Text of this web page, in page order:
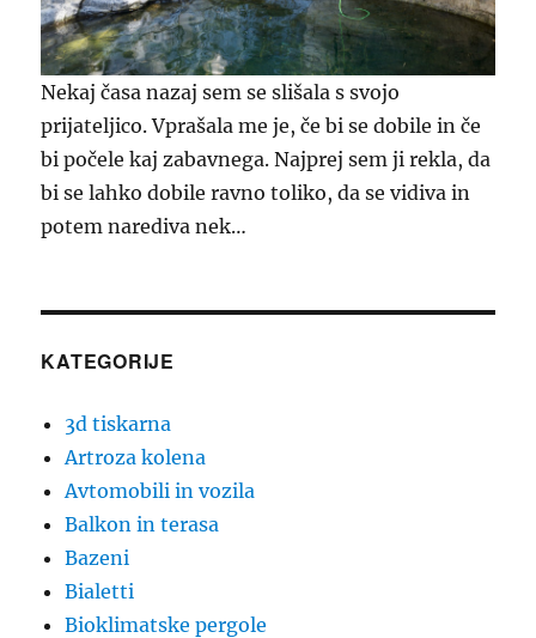
Nekaj časa nazaj sem se slišala s svojo
prijateljico. Vprašala me je, če bi se dobile in če
bi počele kaj zabavnega. Najprej sem ji rekla, da
bi se lahko dobile ravno toliko, da se vidiva in
potem narediva nek…
KATEGORIJE
3d tiskarna
Artroza kolena
Avtomobili in vozila
Balkon in terasa
Bazeni
Bialetti
Bioklimatske pergole